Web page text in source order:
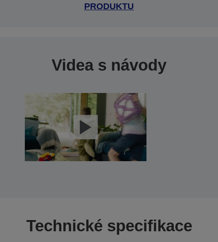
PRODUKTU
Videa s návody
Technické specifikace